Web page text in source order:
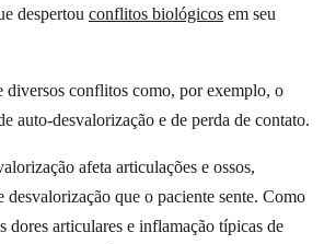
despertou conflitos biológicos em seu
diversos conflitos como, por exemplo, o
auto-desvalorização e de perda de contato.
afeta articulações e ossos,
desvalorização que o paciente sente. Como
dores articulares e inflamação típicas de